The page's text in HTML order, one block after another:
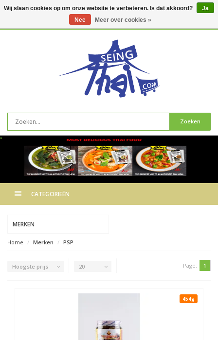
Zoeken
"
CATEGORIEËN
MERKEN
Home Merken PSP
Hoogste prijs 20 Page: 1
454g
Wij slaan cookies op om onze website te verbeteren. Is dat akkoord?
Ja
Nee
Meer over cookies »